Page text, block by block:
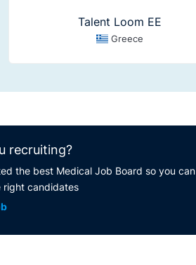
Talent Loom EE
Greece
recruiting?
the best Medical Job Board so you can
right candidates